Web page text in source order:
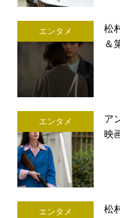
エンタメ
松
＆
エンタメ
ア
映
エンタメ
松